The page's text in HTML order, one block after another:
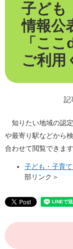
子ども
情報公
「こ
ご利用
記
知りたい地域の認
や最寄り駅などから
合わせて閲覧できま
子ども・子育
部リンク＞